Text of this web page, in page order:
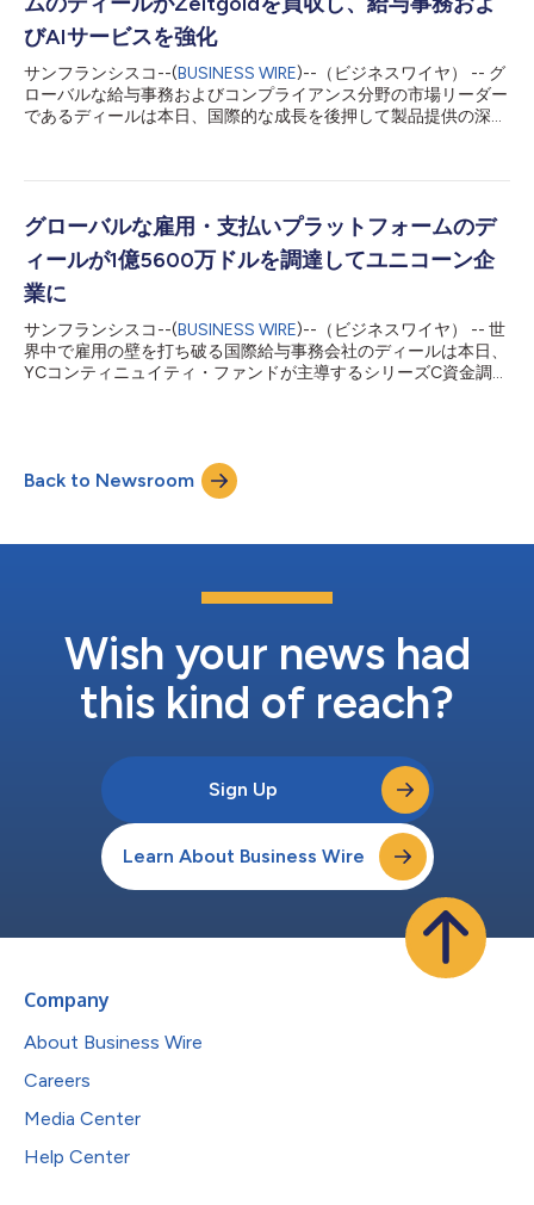
ンドにはAltimeter Capital、アンドリーセン・ホロウィッツ、YC
Continuity Fund、スパーク・キャピタル、Greenbay Ventures、
Neo、世界の主要な事業者40社以上を含む新規・既存の投資家
が参加しました。 2019年にディールが設立されて以来、チーム
は従業員数が4人から400人に増え、リモートワークを世界のあ
らゆるチームや企業にとって身近なものにして、市場最良の従業
びAIサービスを強化
サンフランシスコ--(BUSINESS WIRE)--（ビジネスワイヤ） -- グ
ローバルな給与事務およびコンプライアンス分野の市場リーダー
であるディールは本日、国際的な成長を後押して製品提供の深さ
は労働と雇用の慣行が急速に変化を続ける中で数千もの顧客を新
通じて幅広い製品ラインを追加し、顧客体験をさらに向上させ
て、国際的に規模を拡大するための適切なソリューションを顧客
に提供していきます。 ディールは、企業がさまざまな場所でさ
まざまな人を、コンプライアンスを維持して雇用できるようにし
ています。ディールにより、海外の従業員や契約社員の雇用と導
入は、現地法人の必要なく、5分以内で完了します。企業はま
た、スタッフに対して120種類以上の通貨で、ワンクリックで給
与を支払うことができます。2021年4月に、ディールはシリーズ
グローバルな雇用・支払いプラットフォームのデ
ィールが1億5600万ドルを調達してユニコーン企
業に
サンフランシスコ--(BUSINESS WIRE)--（ビジネスワイヤ） -- 世
界中で雇用の壁を打ち破る国際給与事務会社のディールは本日、
YCコンティニュイティ・ファンドが主導するシリーズC資金調達
このラウンドには、Dara Khosrowshahi、Lachy Groom、
Jeffrey Katzenberg、Jeff Wilke、Anthony Schillerなども参加し
ました。評価額が12億5000万ドルとなったディールは、グロー
として浮上してきました。 ディールは、企業がさまざまな場所
しています。海外の従業員や契約社員の雇用や新人研修は、現地
法人を必要とせず、5分以内で完了します。120種類以上の通貨
ルは、MITを卒業したAle...
Back to Newsroom
Wish your news had
this kind of reach?
Sign Up
Learn About Business Wire
Company
About Business Wire
Careers
Media Center
Help Center